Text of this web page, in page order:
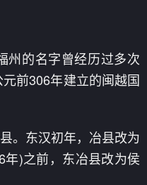
州的名字曾经历过多次
前306年建立的闽越国
。东汉初年，冶县改为
)之前，东冶县改为侯